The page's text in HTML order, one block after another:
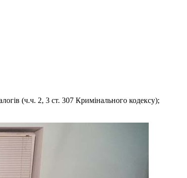
(ч.ч. 2, 3 ст. 307 Кримінального кодексу);